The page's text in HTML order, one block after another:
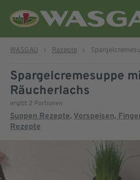
WASGAU › Rezepte ›
Spargelcremesuppe
Räucherlachs
ergibt 2 Portionen
Suppen Rezepte, Vorspeisen,
Rezepte